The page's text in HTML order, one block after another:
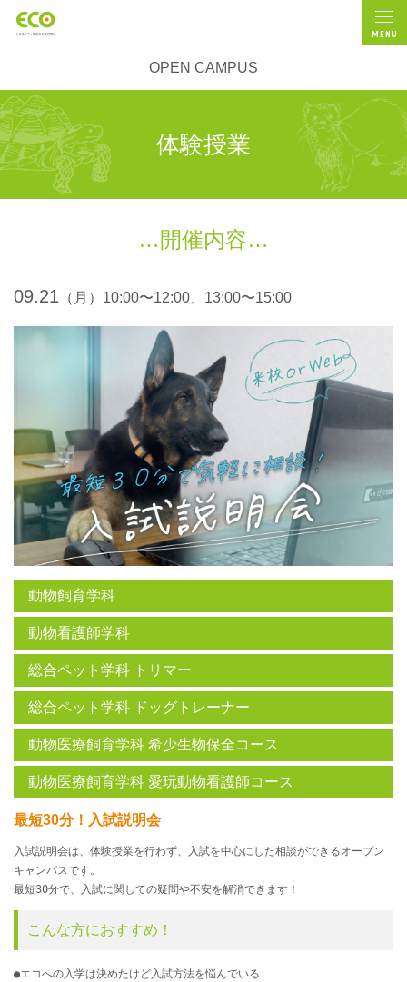
MENU
OPEN CAMPUS
体験授業
開催内容
09.21 （月）10:00〜12:00、13:00〜15:00
動物飼育学科
動物看護師学科
総合ペット学科 トリマー
総合ペット学科 ドッグトレーナー
動物医療飼育学科 希少生物保全コース
動物医療飼育学科 愛玩動物看護師コース
最短30分！入試説明会
入試説明会は、体験授業を行わず、入試を中心にした相談ができるオープン
キャンパスです。
最短30分で、入試に関しての疑問や不安を解消できます！
こんな方におすすめ！
●エコへの入学は決めたけど入試方法を悩んでいる